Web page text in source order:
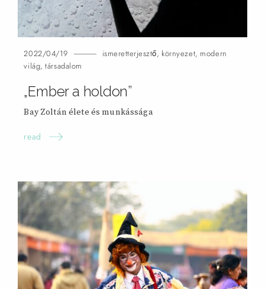
2022/04/19 ismeretterjesztő, környezet, modern
világ,társadalom
„Ember a holdon”
Bay Zoltán élete és munkássága
read